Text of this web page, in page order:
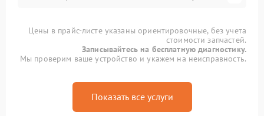
Цены в прайс-листе указаны ориентировочные, без учета
стоимости запчастей.
Записывайтесь на бесплатную диагностику.
Мы проверим ваше устройство и укажем на неисправность.
Показать все услуги